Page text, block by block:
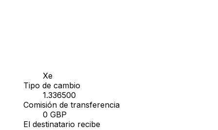
Xe
Tipo de cambio
1.336500
Comisión de transferencia
0 GBP
El destinatario recibe